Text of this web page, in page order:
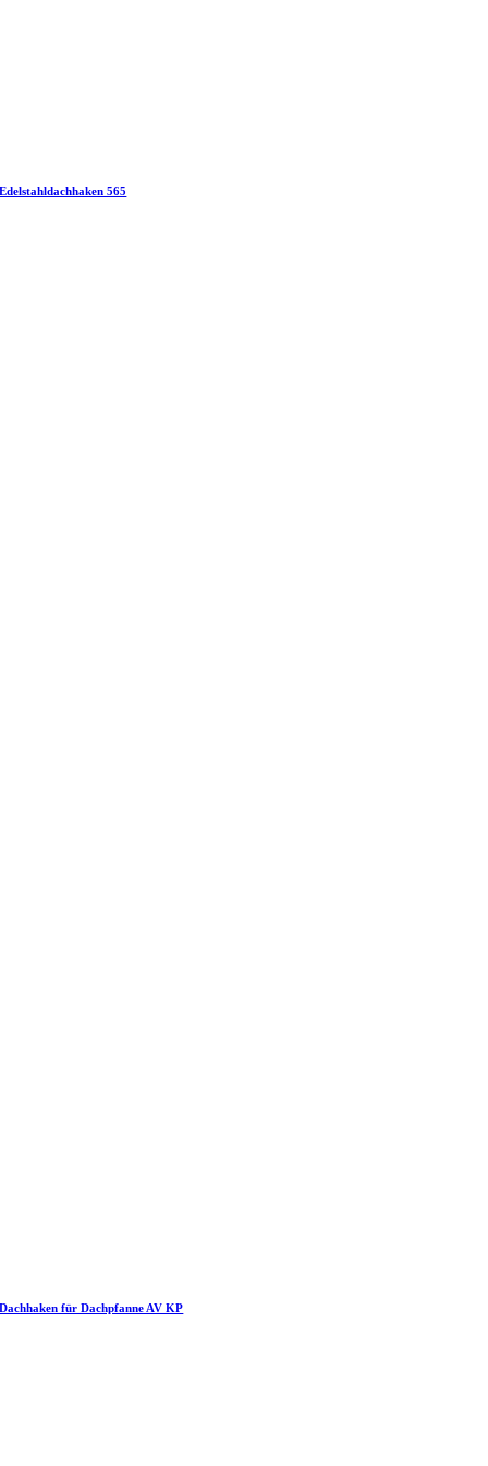
Edelstahldachhaken 565
Dachhaken für Dachpfanne AV KP